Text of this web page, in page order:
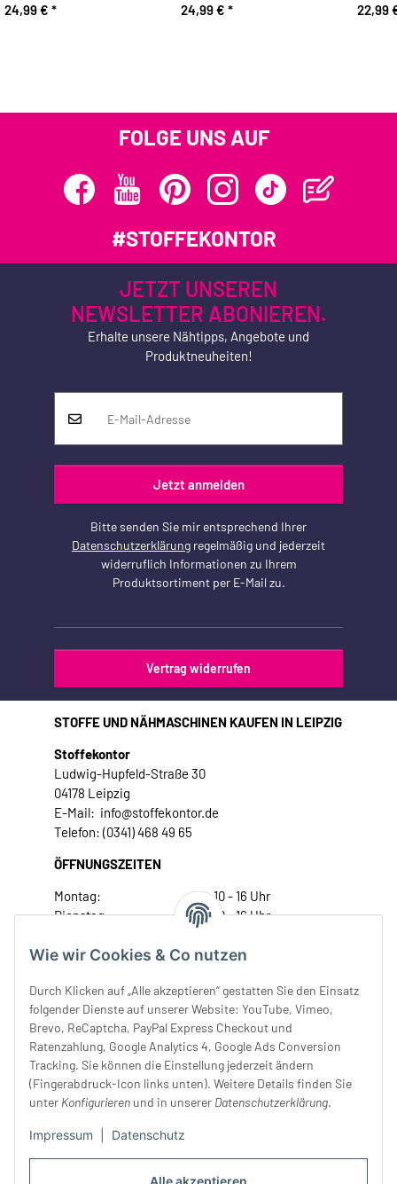
Alle akzeptieren
Wie wir Cookies & Co nutzen
Durch Klicken auf „Alle akzeptieren“ gestatten Sie den Einsatz
folgender Dienste auf unserer Website: YouTube, Vimeo,
Brevo, ReCaptcha, PayPal Express Checkout und
Ratenzahlung, Google Analytics 4, Google Ads Conversion
Tracking. Sie können die Einstellung jederzeit ändern
(Fingerabdruck-Icon links unten). Weitere Details finden Sie
unter Konfigurieren und in unserer Datenschutzerklärung.
Impressum Datenschutz
24,99 € * 24,99 € *
22,99
FOLGE UNS AUF
#STOFFEKONTOR
JETZT UNSEREN
NEWSLETTER ABONIEREN.
Erhalte unsere Nähtipps, Angebote und
Produktneuheiten!
Jetzt anmelden
Bitte senden Sie mir entsprechend Ihrer
Datenschutzerklärung regelmäßig und jederzeit
widerruflich Informationen zu Ihrem
Produktsortiment per E-Mail zu.
Vertrag widerrufen
STOFFE UND NÄHMASCHINEN KAUFEN IN LEIPZIG
Stoffekontor
Ludwig-Hupfeld-Straße 30
04178 Leipzig
E-Mail: info@stoffekontor.de
Telefon: (0341) 468 49 65
ÖFFNUNGSZEITEN
Montag:
10 - 16 Uhr
Dienstag:
10 - 16 Uhr
Donnerstag:
10 - 18 Uhr
Samstag:
10 - 14 Uhr
Unser Service
Rechtliches